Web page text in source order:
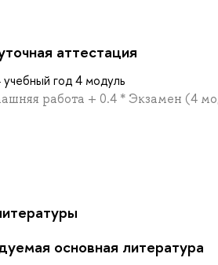
аттестация
год 4 модуль
работа + 0.4 * Экзамен (4
основная литература